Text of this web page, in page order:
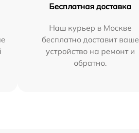
Бесплатная доставка
Наш курьер в Москве
бесплатно доставит ваше
устройство на ремонт и
обратно.